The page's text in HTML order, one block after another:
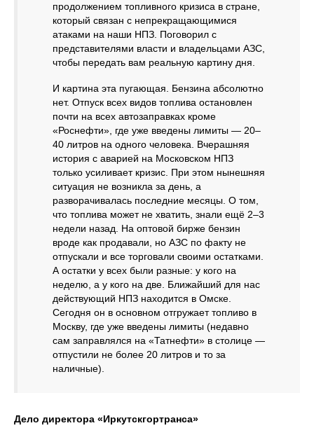
продолжением топливного кризиса в стране,
который связан с непрекращающимися
атаками на наши НПЗ. Поговорил с
представителями власти и владельцами АЗС,
чтобы передать вам реальную картину дня.
И картина эта пугающая. Бензина абсолютно
нет. Отпуск всех видов топлива остановлен
почти на всех автозаправках кроме
«Роснефти», где уже введены лимиты — 20–
40 литров на одного человека. Вчерашняя
история с аварией на Московском НПЗ
только усиливает кризис. При этом нынешняя
ситуация не возникла за день, а
разворачивалась последние месяцы. О том,
что топлива может не хватить, знали ещё 2–3
недели назад. На оптовой бирже бензин
вроде как продавали, но АЗС по факту не
отпускали и все торговали своими остатками.
А остатки у всех были разные: у кого на
неделю, а у кого на две. Ближайший для нас
действующий НПЗ находится в Омске.
Сегодня он в основном отгружает топливо в
Москву, где уже введены лимиты (недавно
сам заправлялся на «Татнефти» в столице —
отпустили не более 20 литров и то за
наличные).
Дело директора «Иркутскгортранса»